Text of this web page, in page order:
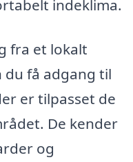
indeklima.
fra et lokalt
du få adgang til
er tilpasset de
De kender
og